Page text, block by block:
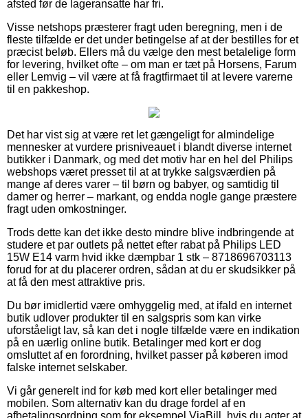
afsted før de lageransatte har fri.
Visse netshops præsterer fragt uden beregning, men i de
fleste tilfælde er det under betingelse af at der bestilles for et
præcist beløb. Ellers må du vælge den mest betalelige form
for levering, hvilket ofte – om man er tæt på Horsens, Farum
eller Lemvig – vil være at få fragtfirmaet til at levere varerne
til en pakkeshop.
Det har vist sig at være ret let gængeligt for almindelige
mennesker at vurdere prisniveauet i blandt diverse internet
butikker i Danmark, og med det motiv har en hel del Philips
webshops været presset til at at trykke salgsværdien på
mange af deres varer – til børn og babyer, og samtidig til
damer og herrer – markant, og endda nogle gange præstere
fragt uden omkostninger.
Trods dette kan det ikke desto mindre blive indbringende at
studere et par outlets på nettet efter rabat på Philips LED
15W E14 varm hvid ikke dæmpbar 1 stk – 8718696703113
forud for at du placerer ordren, sådan at du er skudsikker på
at få den mest attraktive pris.
Du bør imidlertid være omhyggelig med, at ifald en internet
butik udlover produkter til en salgspris som kan virke
uforståeligt lav, så kan det i nogle tilfælde være en indikation
på en uærlig online butik. Betalinger med kort er dog
omsluttet af en forordning, hvilket passer på køberen imod
falske internet selskaber.
Vi går generelt ind for køb med kort eller betalinger med
mobilen. Som alternativ kan du drage fordel af en
afbetalingsordning som for eksempel ViaBill, hvis du agter at